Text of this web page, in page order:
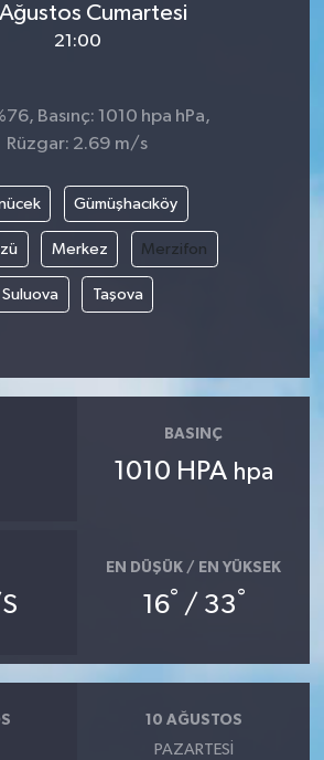
Cumartesi
21:00
Basınç: 1010 hpa hPa,
Rüzgar: 2.69 m/s
Gümüşhacıköy
Merkez Merzifon
Suluova Taşova
BASINÇ
1010 HPA hpa
EN DÜŞÜK / EN YÜKSEK
16° / 33°
10 AĞUSTOS
PAZARTESI